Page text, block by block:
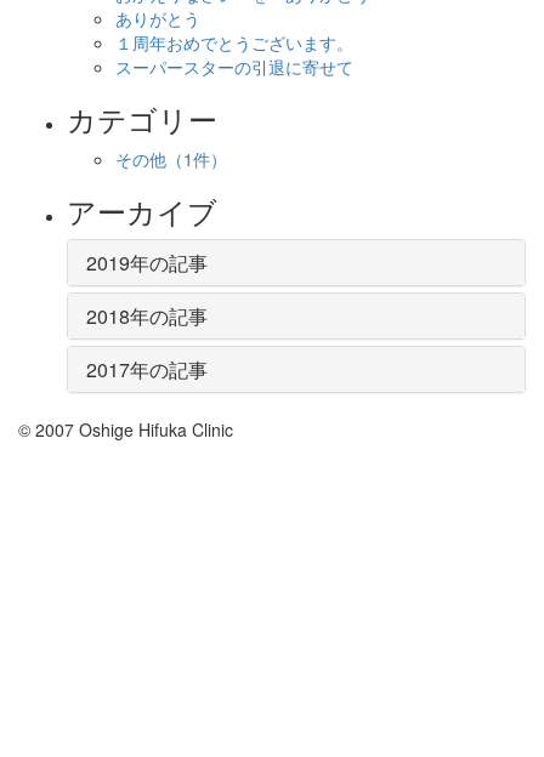
ありがとう
１周年おめでとうございます。
スーパースターの引退に寄せて
カテゴリー
その他 （1件）
アーカイブ
2019年の記事
2018年の記事
2017年の記事
© 2007 Oshige Hifuka Clinic